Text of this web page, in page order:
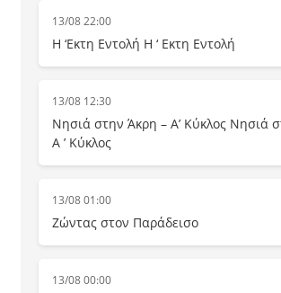
13/08 22:00
Η ‘Εκτη Εντολή Η ‘ Εκτη Εντολή
13/08 12:30
Νησιά στην Άκρη – Α’ Κύκλος Νησιά
Α ’ Κύκλος
13/08 01:00
Ζώντας στον Παράδεισο
13/08 00:00